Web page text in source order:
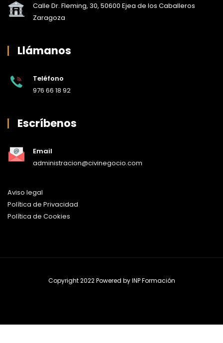
Calle Dr. Fleming, 30, 50600 Ejea de los Caballeros
Zaragoza
Llámanos
Teléfono
976 66 18 92
Escríbenos
Email
administracion@civinegocio.com
Aviso legal
Política de Privacidad
Política de Cookies
Copyright 2022 Powered byINP Formación